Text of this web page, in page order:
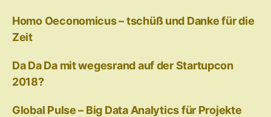
Homo Oeconomicus – tschüß und Danke für die
Zeit
Da Da Da mit wegesrand auf der Startupcon
2018?
Global Pulse – Big Data Analytics für Projekte